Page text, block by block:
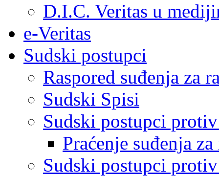
D.I.C. Veritas u
e-Veritas
Sudski postupci
Raspored suđenja za
Sudski Spisi
Sudski postupci
Praćenje suđenja
Sudski postupci